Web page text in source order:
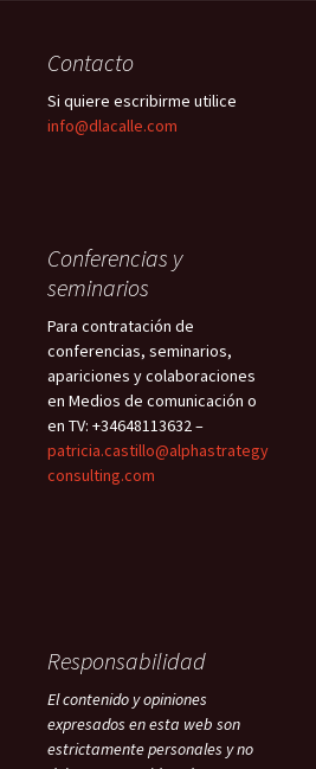
Contacto
Si quiere escribirme utilice
info@dlacalle.com
Conferencias y
seminarios
Para contratación de
conferencias, seminarios,
apariciones y colaboraciones
en Medios de comunicación o
en TV: +34648113632 –
patricia.castillo@alphastrategy
consulting.com
Responsabilidad
El contenido y opiniones
expresados en esta web son
estrictamente personales y no